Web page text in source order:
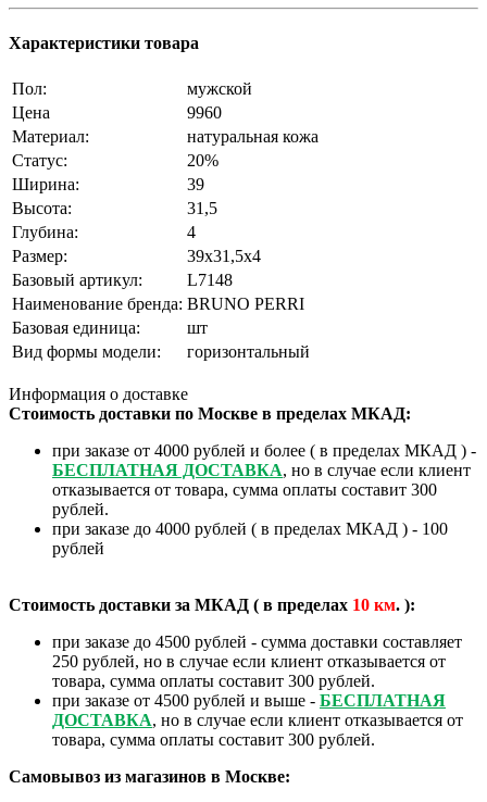
Характеристики товара
Пол:
мужской
Цена
9960
Материал:
натуральная кожа
Статус:
20%
Ширина:
39
Высота:
31,5
Глубина:
4
Размер:
39х31,5х4
Базовый артикул:
L7148
Наименование бренда: BRUNO PERRI
Базовая единица:
шт
Вид формы модели:
горизонтальный
Информация о доставке
Стоимость доставки по Москве в пределах МКАД:
при заказе от 4000 рублей и более ( в пределах МКАД ) -
БЕСПЛАТНАЯ ДОСТАВКА, но в случае если клиент
отказывается от товара, сумма оплаты составит 300
рублей.
при заказе до 4000 рублей ( в пределах МКАД ) - 100
рублей
Стоимость доставки за МКАД ( в пределах 10 км. ):
при заказе до 4500 рублей - сумма доставки составляет
250 рублей, но в случае если клиент отказывается от
товара, сумма оплаты составит 300 рублей.
при заказе от 4500 рублей и выше - БЕСПЛАТНАЯ
ДОСТАВКА, но в случае если клиент отказывается от
товара, сумма оплаты составит 300 рублей.
Самовывоз из магазинов в Москве: